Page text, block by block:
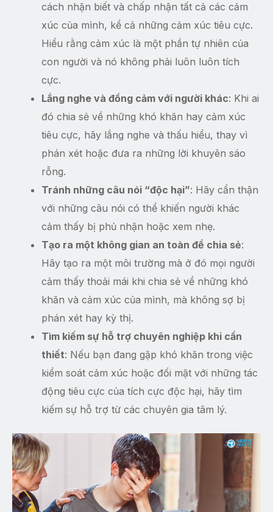
cách nhận biết và chấp nhận tất cả các cảm
xúc của mình, kể cả những cảm xúc tiêu cực.
Hiểu rằng cảm xúc là một phần tự nhiên của
con người và nó không phải luôn luôn tích
cực.
Lắng nghe và đồng cảm với người khác: Khi ai
đó chia sẻ về những khó khăn hay cảm xúc
tiêu cực, hãy lắng nghe và thấu hiểu, thay vì
phán xét hoặc đưa ra những lời khuyên sáo
rỗng.
Tránh những câu nói “độc hại”: Hãy cẩn thận
với những câu nói có thể khiến người khác
cảm thấy bị phủ nhận hoặc xem nhẹ.
Tạo ra một không gian an toàn để chia sẻ:
Hãy tạo ra một môi trường mà ở đó mọi người
cảm thấy thoải mái khi chia sẻ về những khó
khăn và cảm xúc của mình, mà không sợ bị
phán xét hay kỳ thị.
Tìm kiếm sự hỗ trợ chuyên nghiệp khi cần
thiết: Nếu bạn đang gặp khó khăn trong việc
kiểm soát cảm xúc hoặc đối mặt với những tác
động tiêu cực của tích cực độc hại, hãy tìm
kiếm sự hỗ trợ từ các chuyên gia tâm lý.